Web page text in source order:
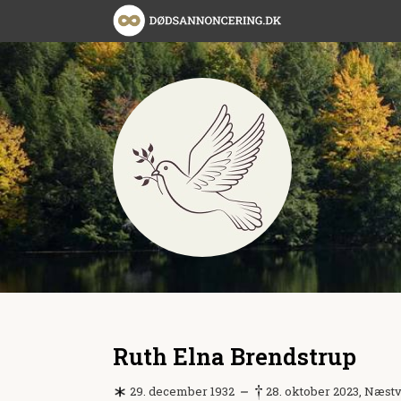
Ruth Elna Brendstrup
29. december 1932 28. oktober 2023,